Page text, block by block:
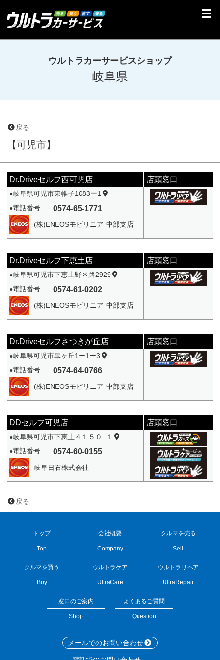
ウルトラカーサービスショップ
岐阜県
戻る
【可児市】
Dr.Driveセルフ西可児店 店頭窓口
●岐阜県可児市東帷子1083ー1
●電話番号 0574-65-1771
(株)ENEOSモビリニア 中部支店
Dr.Driveセルフ下恵土店 店頭窓口
●岐阜県可児市下恵土野区路2929
●電話番号 0574-61-0202
(株)ENEOSモビリニア 中部支店
Dr.Driveセルフさつきが丘店 店頭窓口
●岐阜県可児市皐ヶ丘1ー1ー3
●電話番号 0574-64-0766
(株)ENEOSモビリニア 中部支店
DDセルフ可児店 店頭窓口
●岐阜県可児市下恵土４１５０−１
●電話番号 0574-60-0155
岐阜日石株式会社
戻る
トップ
Top
会社概要
Company
クルマを売る
Sell
クルマを買う
Buy
ウルトラケア
UltraCare
ウルトラリペア
UltraRepair
窓口のご案内
Shop
よくあるご質問
Question
メールでのお問い合わせ